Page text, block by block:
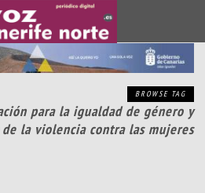
BROWSE TAG
para la igualdad de género y
la violencia contra las mujeres